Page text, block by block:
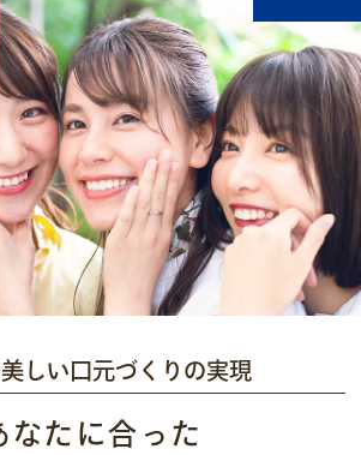
しい口元づくりの実現
なたに合った